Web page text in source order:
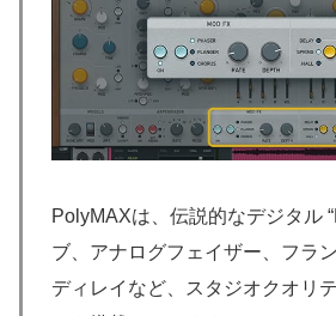
PolyMAXは、伝説的なデジタル
ブ、アナログフェイザー、フラ
ディレイなど、スタジオクオリ